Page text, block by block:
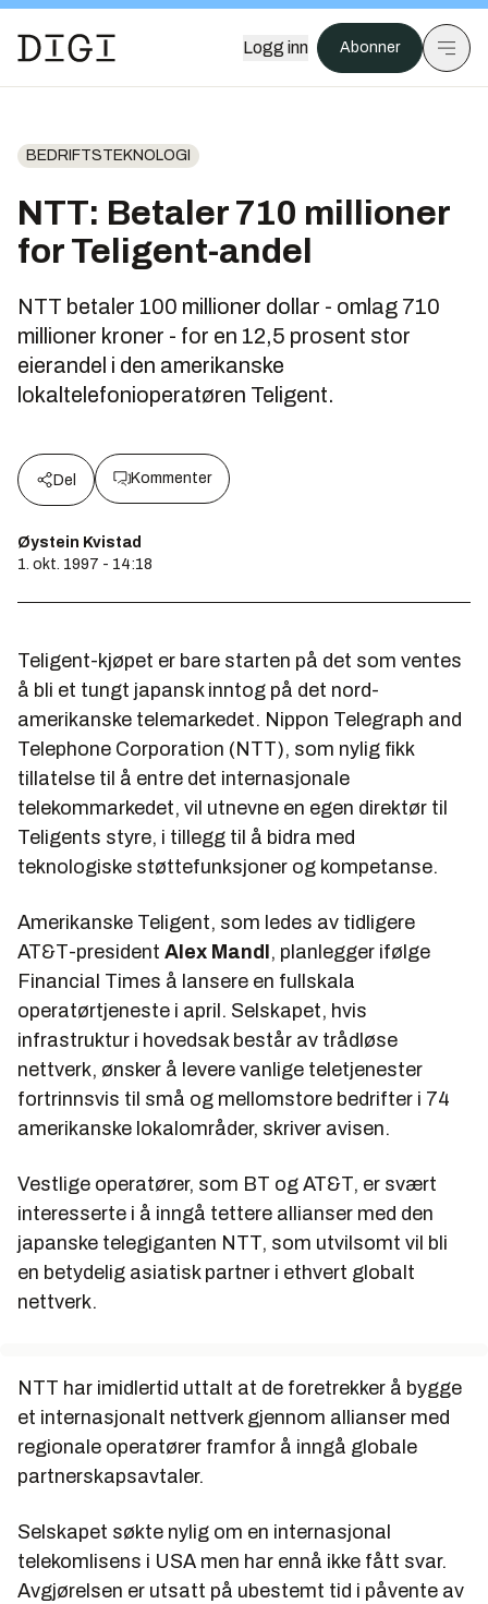
Logg inn Abonner
BEDRIFTSTEKNOLOGI
NTT: Betaler 710 millioner
for Teligent-andel
NTT betaler 100 millioner dollar - omlag 710
millioner kroner - for en 12,5 prosent stor
eierandel i den amerikanske
lokaltelefonioperatøren Teligent.
Del Kommenter
Øystein Kvistad
1. okt. 1997 - 14:18
Teligent-kjøpet er bare starten på det som ventes
å bli et tungt japansk inntog på det nord-
amerikanske telemarkedet. Nippon Telegraph and
Telephone Corporation (NTT), som nylig fikk
tillatelse til å entre det internasjonale
telekommarkedet, vil utnevne en egen direktør til
Teligents styre, i tillegg til å bidra med
teknologiske støttefunksjoner og kompetanse.
Amerikanske Teligent, som ledes av tidligere
AT&T-president Alex Mandl , planlegger ifølge
Financial Times å lansere en fullskala
operatørtjeneste i april. Selskapet, hvis
infrastruktur i hovedsak består av trådløse
nettverk, ønsker å levere vanlige teletjenester
fortrinnsvis til små og mellomstore bedrifter i 74
amerikanske lokalområder, skriver avisen.
Vestlige operatører, som BT og AT&T, er svært
interesserte i å inngå tettere allianser med den
japanske telegiganten NTT, som utvilsomt vil bli
en betydelig asiatisk partner i ethvert globalt
nettverk.
NTT har imidlertid uttalt at de foretrekker å bygge
et internasjonalt nettverk gjennom allianser med
regionale operatører framfor å inngå globale
partnerskapsavtaler.
Selskapet søkte nylig om en internasjonal
telekomlisens i USA men har ennå ikke fått svar.
Avgjørelsen er utsatt på ubestemt tid i påvente av